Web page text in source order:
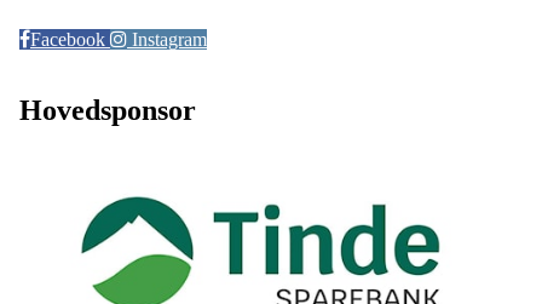
Facebook Instagram
Hovedsponsor